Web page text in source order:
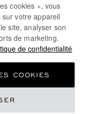
cookies », vous
votre appareil
site, analyser son
de marketing.
de confidentialité
COOKIES